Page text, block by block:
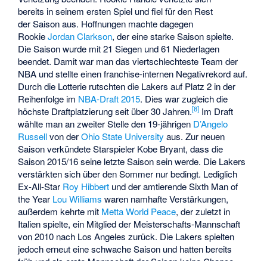
bereits in seinem ersten Spiel und fiel für den Rest
der Saison aus. Hoffnungen machte dagegen
RookieJordan Clarkson, der eine starke Saison spielte.
Die Saison wurde mit 21 Siegen und 61 Niederlagen
beendet. Damit war man das viertschlechteste Team der
NBA und stellte einen franchise-internen Negativrekord auf.
Durch die Lotterie rutschten die Lakers auf Platz 2 in der
Reihenfolge im NBA-Draft 2015. Dies war zugleich die
höchste Draftplatzierung seit über 30 Jahren.[8] Im Draft
wählte man an zweiter Stelle den 19-jährigen D’Angelo
Russellvon derOhio State University aus. Zur neuen
Saison verkündete Starspieler Kobe Bryant, dass die
Saison 2015/16 seine letzte Saison sein werde. Die Lakers
verstärkten sich über den Sommer nur bedingt. Lediglich
Ex-All-Star Roy Hibbert und der amtierende Sixth Man of
the Year Lou Williams waren namhafte Verstärkungen,
außerdem kehrte mit Metta World Peace, der zuletzt in
Italien spielte, ein Mitglied der Meisterschafts-Mannschaft
von 2010 nach Los Angeles zurück. Die Lakers spielten
jedoch erneut eine schwache Saison und hatten bereits